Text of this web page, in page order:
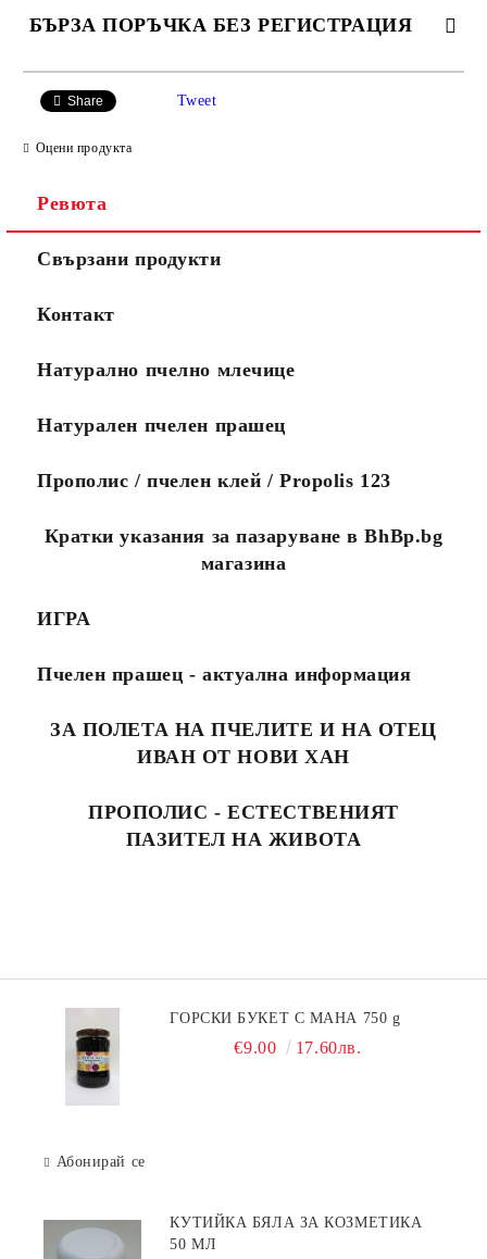
БЪРЗА ПОРЪЧКА БЕЗ РЕГИСТРАЦИЯ
до няколко дни за да
да пристигне максимално
0888323134.
10 работни дни.
Share Tweet
Оцени продукта
Ревюта
Свързани продукти
Контакт
Натурално пчелно млечице
Натурален пчелен прашец
Прополис / пчелен клей / Propolis 123
Кратки указания за пазаруване в BhBp.bg
магазина
ИГРА
Пчелен прашец - актуална информация
ЗА ПОЛЕТА НА ПЧЕЛИТЕ И НА ОТЕЦ
ИВАН ОТ НОВИ ХАН
ПРОПОЛИС - ЕСТЕСТВЕНИЯТ
ПАЗИТЕЛ НА ЖИВОТА
ГОРСКИ БУКЕТ С МАНА 750 g
€9.00 17.60лв.
Абонирай се
КУТИЙКА БЯЛА ЗА КОЗМЕТИКА
50 МЛ